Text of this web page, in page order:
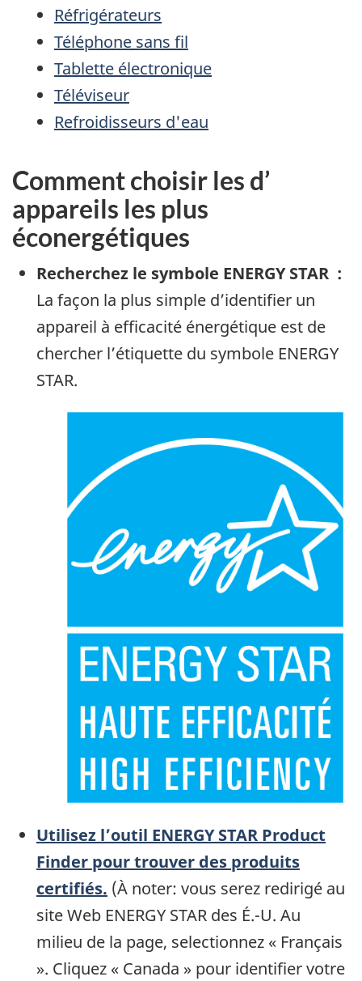
Réfrigérateurs
Téléphone sans fil
Tablette électronique
Téléviseur
Refroidisseurs d'eau
Comment choisir les d’
appareils les plus
éconergétiques
Recherchez le symbole ENERGY STAR :
La façon la plus simple d’identifier un
appareil à efficacité énergétique est de
chercher l’étiquette du symbole ENERGY
STAR.
Utilisez l’outil ENERGY STAR Product
Finder pour trouver des produits
certifiés. (À noter: vous serez redirigé au
site Web ENERGY STAR des É.-U. Au
milieu de la page, selectionnez « Français
». Cliquez « Canada » pour identifier votre